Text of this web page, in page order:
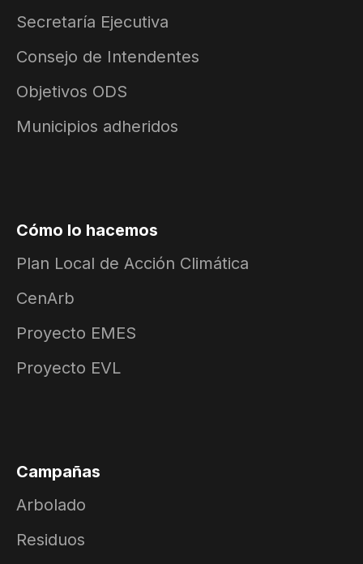
Secretaría Ejecutiva
Consejo de Intendentes
Objetivos ODS
Municipios adheridos
Cómo lo hacemos
Plan Local de Acción Climática
CenArb
Proyecto EMES
Proyecto EVL
Campañas
Arbolado
Residuos